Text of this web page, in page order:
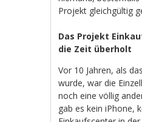
Projekt gleichgültig
Das Projekt
die Zeit überholt
Vor 10 Jahren, als
wurde, war die
noch eine völlig
gab es kein iPhone,